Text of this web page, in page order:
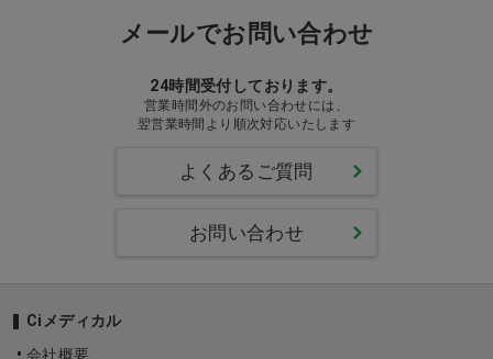
メールでお問い合わせ
24時間受付しております。
営業時間外のお問い合わせには、
翌営業時間より順次対応いたします
よくあるご質問
お問い合わせ
Ciメディカル
会社概要